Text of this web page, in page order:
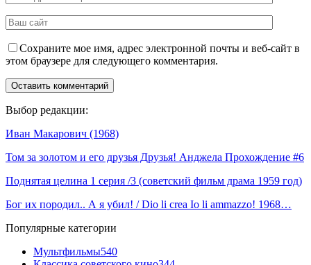
Сохраните мое имя, адрес электронной почты и веб-сайт в
этом браузере для следующего комментария.
Выбор редакции:
Иван Макарович (1968)
Том за золотом и его друзья Друзья! Анджела Прохождение #6
Поднятая целина 1 серия /3 (советский фильм драма 1959 год)
Бог их породил.. А я убил! / Dio li crea Io li ammazzo! 1968…
Популярные категории
Мультфильмы540